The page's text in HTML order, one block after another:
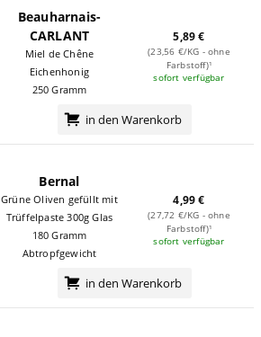
Beauharnais-
CARLANT
Miel de Chêne
Eichenhonig
250 Gramm
5,89 €
(23,56 €/KG - ohne
Farbstoff)¹
sofort verfügbar
in den Warenkorb
Bernal
Grüne Oliven gefüllt mit
Trüffelpaste 300g Glas
180 Gramm
Abtropfgewicht
4,99 €
(27,72 €/KG - ohne
Farbstoff)¹
sofort verfügbar
in den Warenkorb